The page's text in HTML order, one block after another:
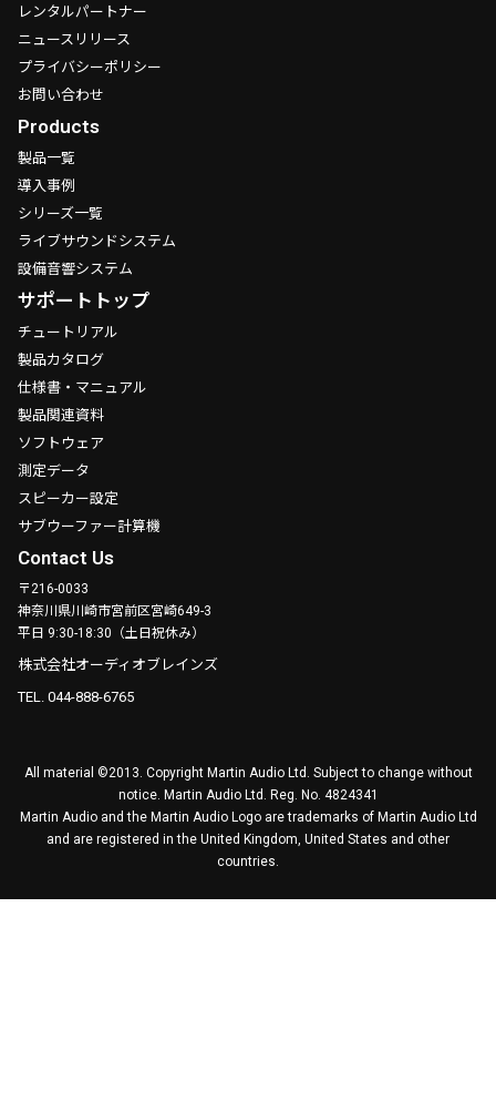
レンタルパートナー
ニュースリリース
プライバシーポリシー
お問い合わせ
Products
製品一覧
導入事例
シリーズ一覧
ライブサウンドシステム
設備音響システム
サポートトップ
チュートリアル
製品カタログ
仕様書・マニュアル
製品関連資料
ソフトウェア
測定データ
スピーカー設定
サブウーファー計算機
Contact Us
〒216-0033
神奈川県川崎市宮前区宮崎649-3
平日 9:30-18:30（土日祝休み）
株式会社オーディオブレインズ
TEL. 044-888-6765
All material ©2013. Copyright Martin Audio Ltd. Subject to change without
notice. Martin Audio Ltd. Reg. No. 4824341
Martin Audio and the Martin Audio Logo are trademarks of Martin Audio Ltd
and are registered in the United Kingdom, United States and other
countries.